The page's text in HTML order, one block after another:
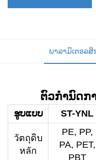
ພາລາມິເຕອລສິ
ຕົວກໍານົດກ
ຮູບແບບ ST-YNL
วัตถุดิบ
หลัก
PE, PP,
PA, PET,
PBT